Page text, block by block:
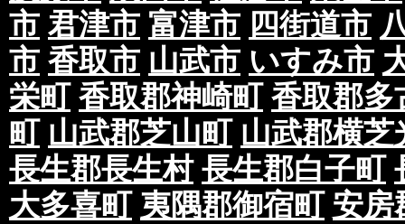
市 君津市 富津市 四街道市
市 香取市 山武市 いすみ市
栄町 香取郡神崎町 香取郡多
町 山武郡芝山町 山武郡横芝
長生郡長生村 長生郡白子町
大多喜町 夷隅郡御宿町 安房